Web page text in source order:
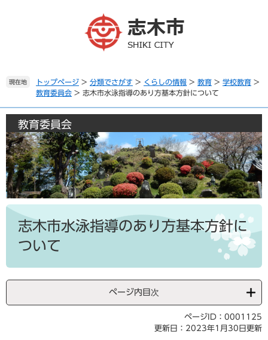
。
て
文
へ
現在地 トップページ > 分類でさがす > くらしの情報 > 教育 > 学校教育 >
教育委員会 > 志木市水泳指導のあり方基本方針について
教育委員会
本
志木市水泳指導のあり方基本方針に
ついて
ページ内目次
ページID：0001125
更新日：2023年1月30日更新